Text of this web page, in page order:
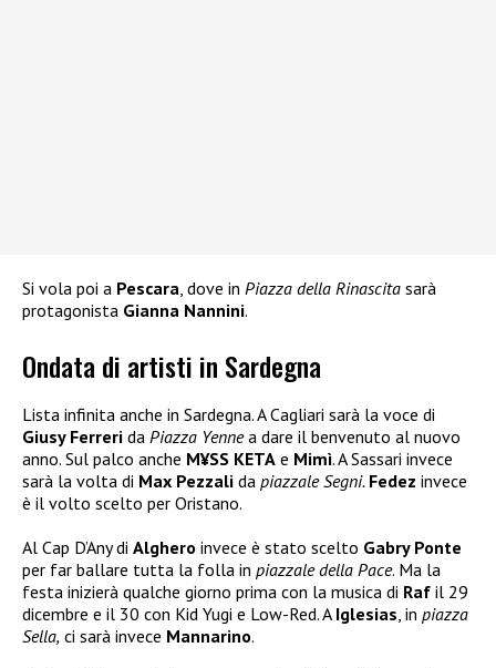
Si vola poi a Pescara , dove in Piazza della Rinascita sarà
protagonista Gianna Nannini.
Ondata di artisti in Sardegna
Lista infinita anche in Sardegna. A Cagliari sarà la voce di
Giusy Ferreri da Piazza Yennea dare il benvenuto al nuovo
anno. Sul palco anche M¥SS KETA e Mimì. A Sassari invece
sarà la volta di Max Pezzali da piazzale Segni. Fedez invece
è il volto scelto per Oristano.
Al Cap D’Any di Alghero invece è stato scelto Gabry Ponte
per far ballare tutta la folla in piazzale della Pace. Ma la
festa inizierà qualche giorno prima con la musica di Raf il 29
dicembre e il 30 con Kid Yugi e Low-Red. A Iglesias, in piazza
Sella, ci sarà invece Mannarino.